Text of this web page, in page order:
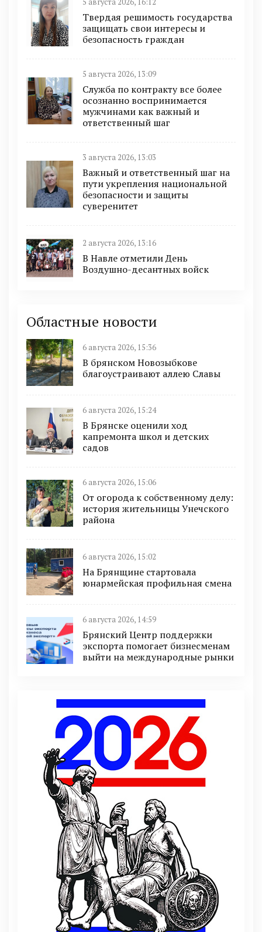
5 августа 2026, 16:12
Твердая решимость государства
защищать свои интересы и
безопасность граждан
5 августа 2026, 13:09
Служба по контракту все более
осознанно воспринимается
мужчинами как важный и
ответственный шаг
3 августа 2026, 13:03
Важный и ответственный шаг на
пути укрепления национальной
безопасности и защиты
суверенитет
2 августа 2026, 13:16
В Навле отметили День
Воздушно-десантных войск
Областные новости
6 августа 2026, 15:36
В брянском Новозыбкове
благоустраивают аллею Славы
6 августа 2026, 15:24
В Брянске оценили ход
капремонта школ и детских
садов
6 августа 2026, 15:06
От огорода к собственному делу:
история жительницы Унечского
района
6 августа 2026, 15:02
На Брянщине стартовала
юнармейская профильная смена
6 августа 2026, 14:59
Брянский Центр поддержки
экспорта помогает бизнесменам
выйти на международные рынки